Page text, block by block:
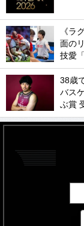
《ラ
面の
技愛
38歳
バス
ぶ賞